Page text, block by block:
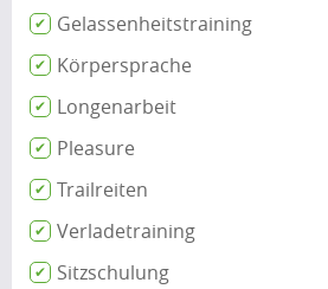
Gelassenheitstraining
Körpersprache
Longenarbeit
Pleasure
Trailreiten
Verladetraining
Sitzschulung